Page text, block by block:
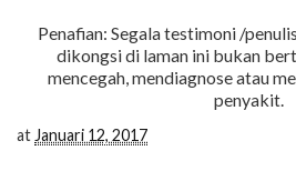
Penafian: Segala testimoni /
dikongsi di laman ini bukan
mencegah, mendiagnose atau
penyakit.
at Januari 12, 2017